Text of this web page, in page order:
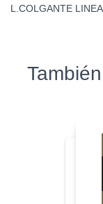
L.COLGANTE